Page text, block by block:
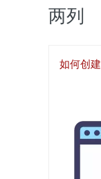
两列
如何创